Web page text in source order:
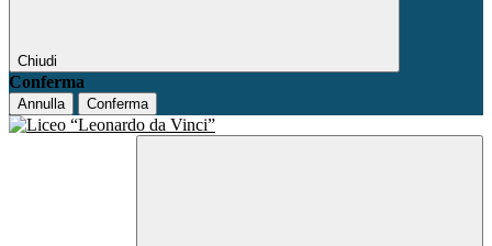
Chiudi
Conferma
Annulla Conferma